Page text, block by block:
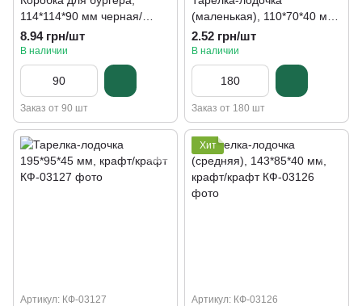
114*114*90 мм черная/
крафт
8.94 грн/шт
В наличии
Заказ от 90 шт
(маленькая), 110*70*40 мм,
крафт/крафт
2.52 грн/шт
В наличии
Заказ от 180 шт
Артикул: КФ-03127
Хит
Артикул: КФ-03126